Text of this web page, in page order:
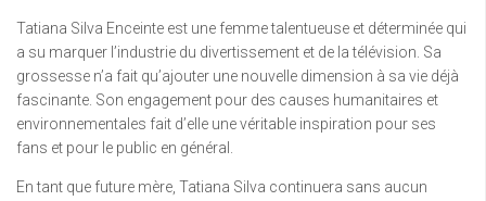
Tatiana Silva Enceinte est une femme talentueuse et déterminée qui
a su marquer l’industrie du divertissement et de la télévision. Sa
grossesse n’a fait qu’ajouter une nouvelle dimension à sa vie déjà
fascinante. Son engagement pour des causes humanitaires et
environnementales fait d’elle une véritable inspiration pour ses
fans et pour le public en général.
En tant que future mère, Tatiana Silva continuera sans aucun